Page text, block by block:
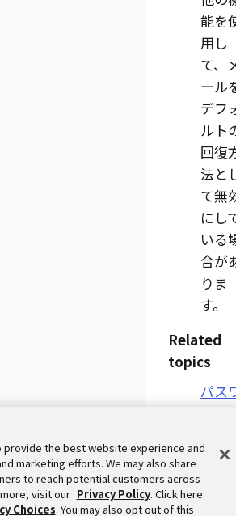
能を
用し
て、
ール
デフ
ルト
回復
法と
て無
にし
いる
合が
りま
す。
Related
topics
パス
provide the best website experience and
marketing efforts. We may also share
to reach potential customers across
visit our Privacy Policy. Click here
Choices. You may also opt out of this